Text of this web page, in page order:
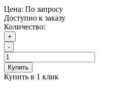
Цена: По запросу
Доступно к заказу
Количество:
+
-
Купить
Купить в 1 клик